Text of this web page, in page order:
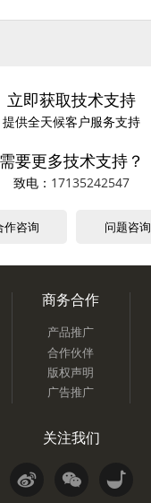
立即获取技术支持
提供全天候客户服务支持
需要更多技术支持？
致电： 17135242547
作咨询 问题咨询
商务合作
产品推广
合作伙伴
版权声明
广告推广
关注我们